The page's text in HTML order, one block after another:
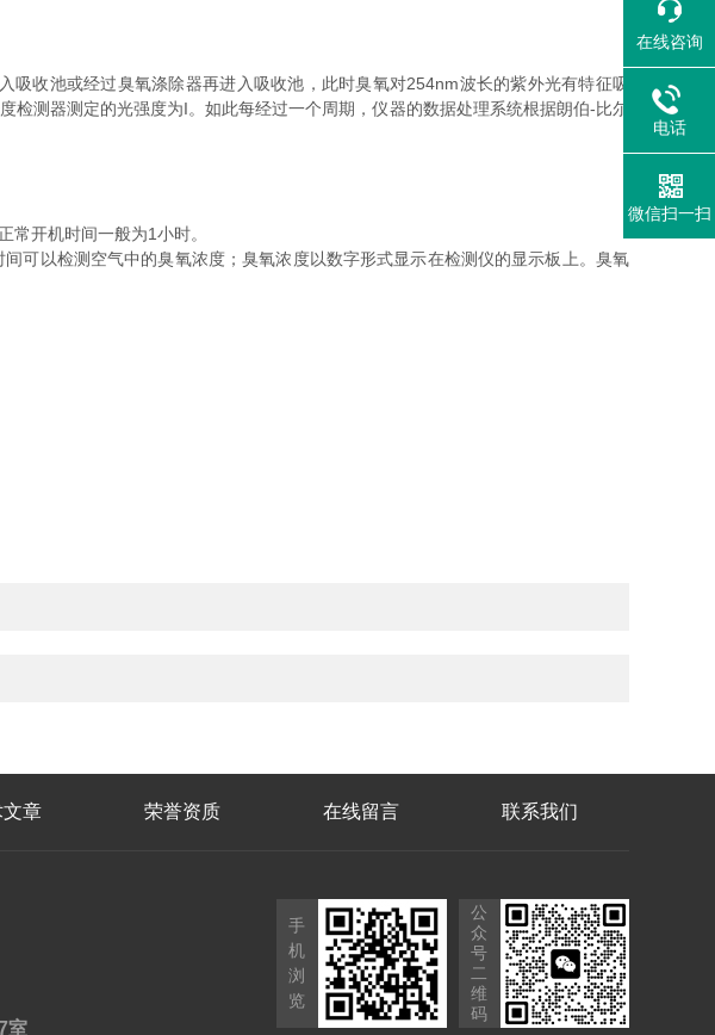
收池或经过臭氧涤除器再进入吸收池，此时臭氧对254nm波长的紫外光有特征吸
测器测定的光强度为I。如此每经过一个周期，仪器的数据处理系统根据朗伯-比尔
开机时间一般为1小时。
以检测空气中的臭氧浓度；臭氧浓度以数字形式显示在检测仪的显示板上。臭氧
章 荣誉资质 在线留言 联系我们
室
手
机
浏
览
公
众
号
二
维
码
在线咨询
电话
微信扫一扫